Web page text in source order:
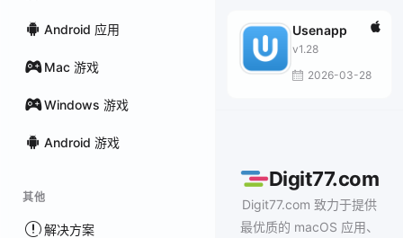
Android 应用
Mac 游戏
Windows 游戏
Android 游戏
其他
解决方案
Usenapp
v1.28
2026-03-28
Digit77.com
Digit77.com 致力于提供
最优质的 macOS 应用、